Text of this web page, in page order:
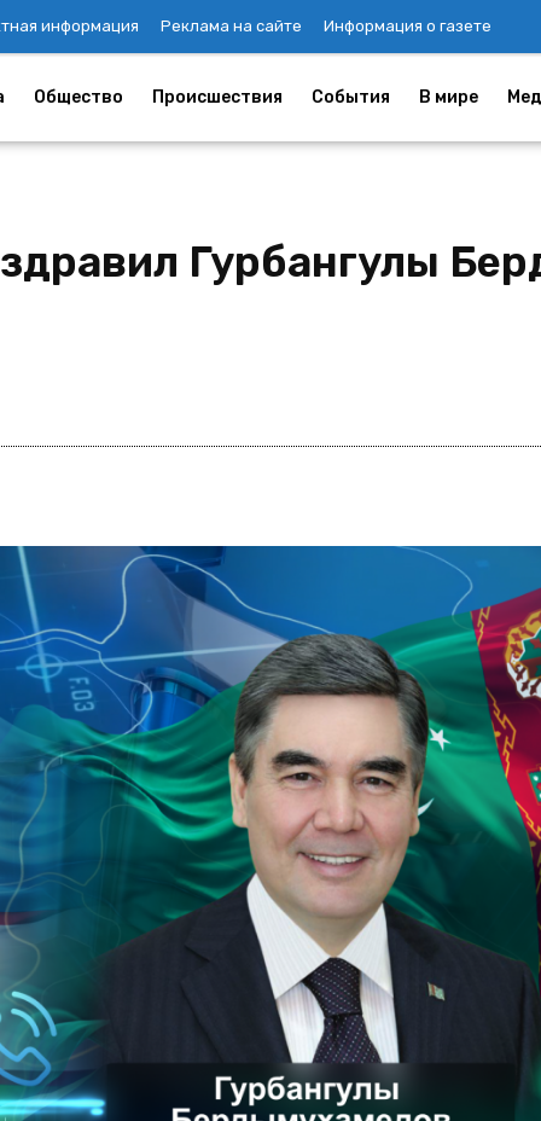
информация Реклама на сайте Информация о газете
Общество Происшествия События В мире
Гурбангулы